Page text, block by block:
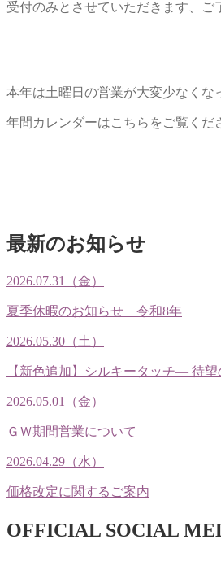
受付のみとさせていただきます、ご
本年は土曜日の営業が大変少なくな
年間カレンダーはこちらをご覧くだ
最新のお知らせ
2026.07.31（金）
夏季休暇のお知らせ 令和8年
2026.05.30（土）
【新色追加】シルキータッチ— 待
2026.05.01（金）
ＧＷ期間営業について
2026.04.29（水）
価格改定に関するご案内
OFFICIAL SOCIAL